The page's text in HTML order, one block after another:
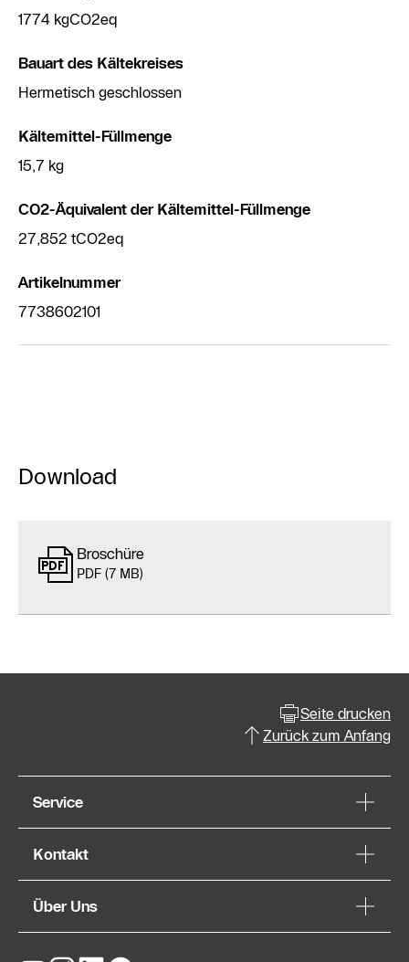
1774 kgCO2eq
Bauart des Kältekreises
Hermetisch geschlossen
Kältemittel-Füllmenge
15,7 kg
CO2-Äquivalent der Kältemittel-Füllmenge
27,852 tCO2eq
Artikelnummer
7738602101
Download
Broschüre
PDF (7 MB)
Seite drucken
Zurück zum Anfang
Service
Kontakt
Über Uns